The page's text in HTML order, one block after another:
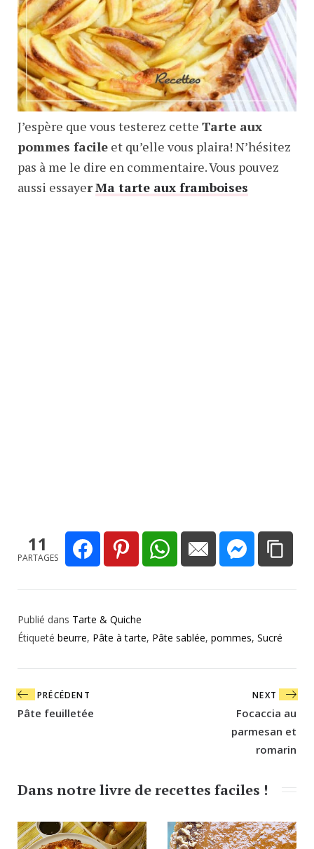
J’espère que vous testerez cette Tarte aux
pommes facile et qu’elle vous plaira! N’hésitez
pas à me le dire en commentaire. Vous pouvez
aussi essayerMa tarte aux framboises
11
PARTAGES
Publié dans Tarte & Quiche
Étiqueté beurre, Pâte à tarte, Pâte sablée, pommes, Sucré
Navigation
de
PRÉCÉDENT
Pâte feuilletée
NEXT
Focaccia au
parmesan et
romarin
Dans notre livre de recettes faciles !